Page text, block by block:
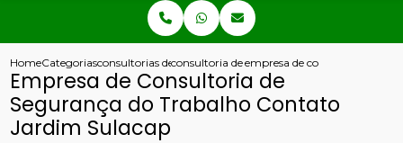
HomeCategoriasconsultorias de seguranca do trabalho
consultoria de seguranca do trabalho
empresa de consultoria de
Empresa de Consultoria de
Segurança do Trabalho Contato
Jardim Sulacap